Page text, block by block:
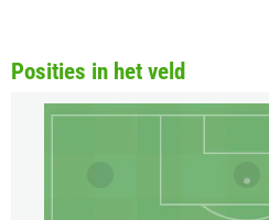
Posities in het veld